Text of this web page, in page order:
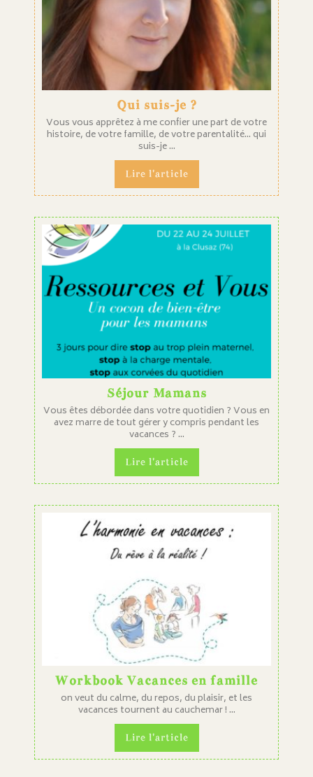
Qui suis-je ?
Vous vous apprêtez à me confier une part de votre
histoire, de votre famille, de votre parentalité... qui
suis-je ...
Lire l'article
Séjour Mamans
Vous êtes débordée dans votre quotidien ? Vous en
avez marre de tout gérer y compris pendant les
vacances ? ...
Lire l'article
Workbook Vacances en famille
on veut du calme, du repos, du plaisir, et les
vacances tournent au cauchemar ! ...
Lire l'article